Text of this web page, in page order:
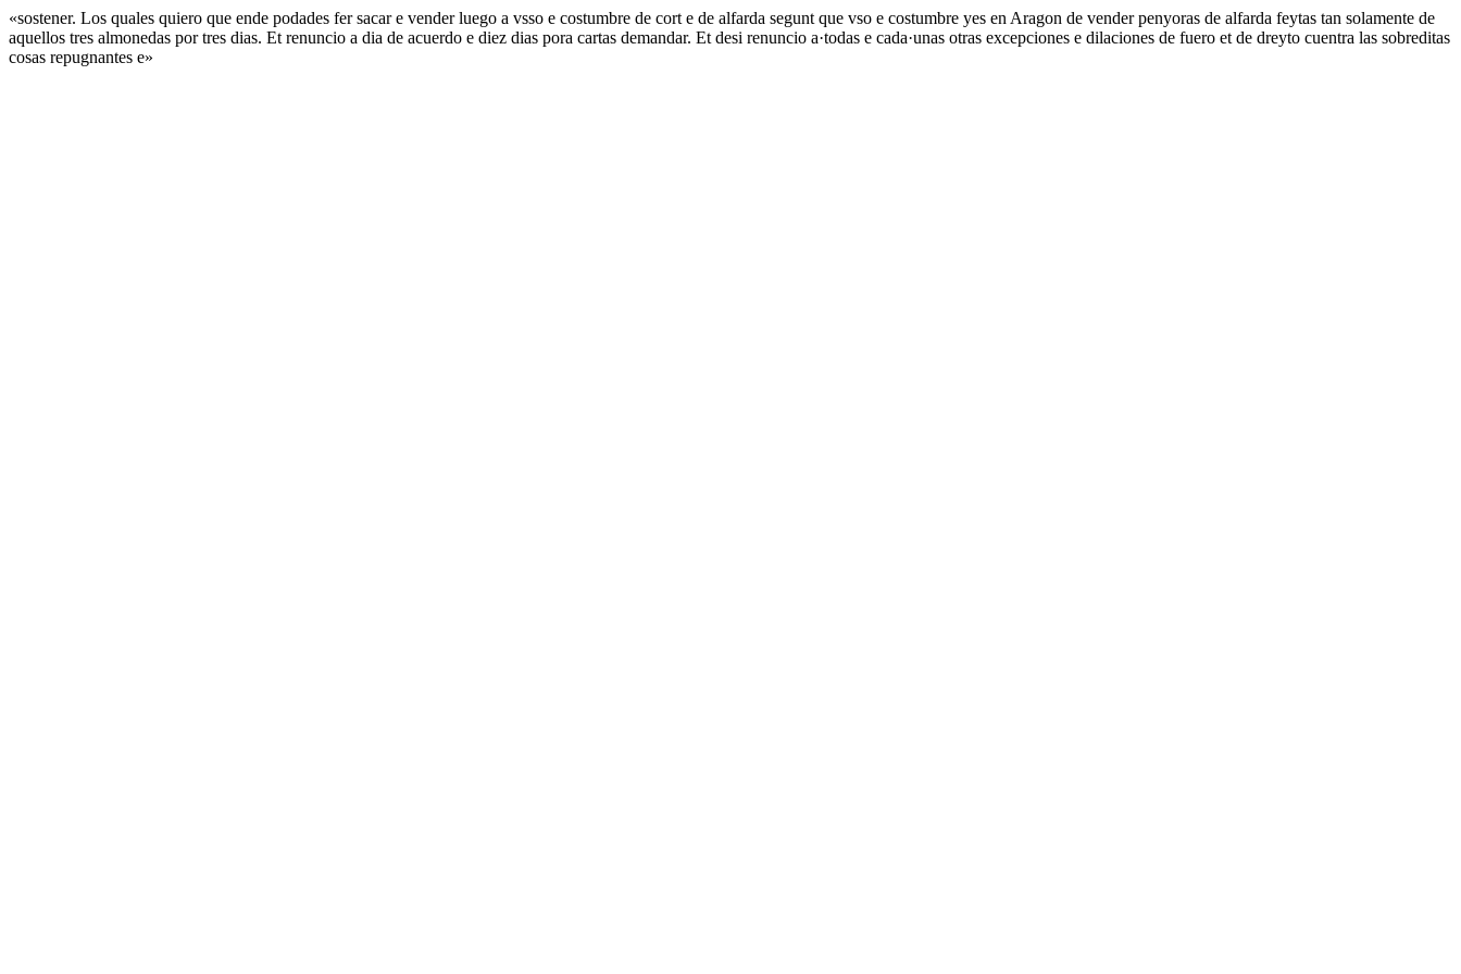
«sostener. Los quales quiero que ende podades fer sacar e vender luego a vsso e costumbre de cort e de alfarda segunt que vso e costumbre yes en Aragon de vender penyoras de alfarda feytas tan solamente de
aquellos tres almonedas por tres dias. Et renuncio a dia de acuerdo e diez dias pora cartas demandar. Et desi renuncio a·todas e cada·unas otras excepciones e dilaciones de fuero et de dreyto cuentra las sobreditas
cosas repugnantes e»